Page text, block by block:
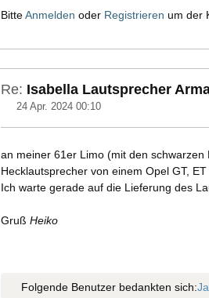
BitteAnmelden oder Registrieren um der
Re: Isabella Lautsprecher
24 Apr. 2024 00:10
an meiner 61er Limo (mit den
Hecklautsprecher von einem Opel GT,
Ich warte gerade auf die Lieferung des
Gruß Heiko
Folgende Benutzer bedankten sich: